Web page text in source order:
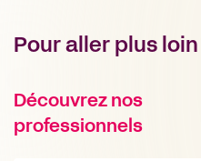
Pour aller plus loin
Découvrez nos
professionnels